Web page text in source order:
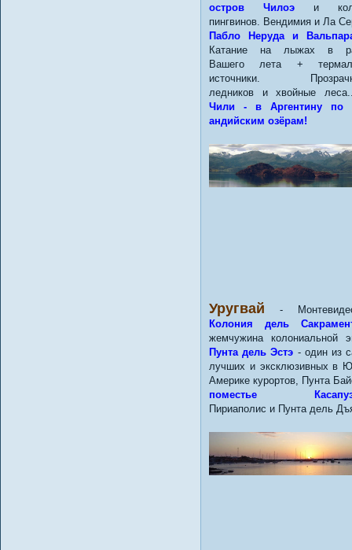
остров Чилоэ и
пингвинов. Вендимия и Ла
Пабло Неруда и
Катание на лыжах в
Вашего лета +
источники.
ледников и хвойные
Чили - в Аргентину по
андийским озёрам!
Уругвай -
Колония дель
жемчужина колониальной
Пунта дель Эстэ - один из
лучших и эксклюзивных в
Америке курортов, Пунта
поместье
Пириаполис и Пунта дель